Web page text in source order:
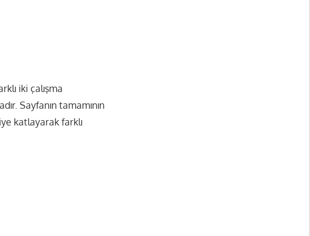
iki çalışma
Sayfanın tamamının
katlayarak farklı